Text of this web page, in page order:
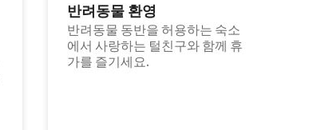
반려동물 환영
반려동물 동반을 허용하는 숙소
에서 사랑하는 털친구와 함께 휴
가를 즐기세요.